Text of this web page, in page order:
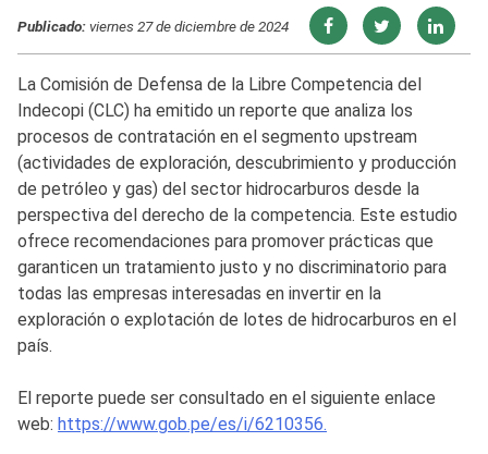
Publicado:viernes 27 de diciembre de 2024
La Comisión de Defensa de la Libre Competencia del
Indecopi (CLC) ha emitido un reporte que analiza los
procesos de contratación en el segmento upstream
(actividades de exploración, descubrimiento y producción
de petróleo y gas) del sector hidrocarburos desde la
perspectiva del derecho de la competencia. Este estudio
ofrece recomendaciones para promover prácticas que
garanticen un tratamiento justo y no discriminatorio para
todas las empresas interesadas en invertir en la
exploración o explotación de lotes de hidrocarburos en el
país.
El reporte puede ser consultado en el siguiente enlace
web: https://www.gob.pe/es/i/6210356.